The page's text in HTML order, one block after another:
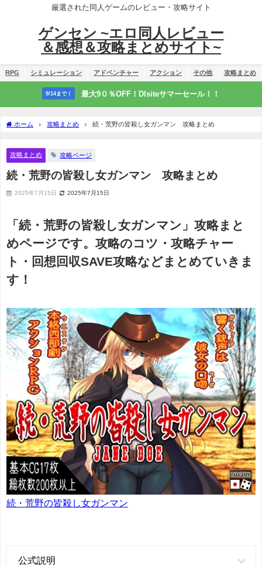
厳選された同人ゲームのレビュー・攻略サイト
ゲンセン ~エロ同人レビュー
＆感想＆攻略まとめサイト~
RPG シミュレーション アドベンチャー アクション その他 攻略まとめ
9/14まで！ 最大9０％OFF！Dlsiteサマーセール！！
ホーム 攻略まとめ 続・荒野の皆殺し女ガンマン 攻略まとめ
攻略まとめ 攻略ページ
続・荒野の皆殺し女ガンマン 攻略まとめ
2025年7月15日 2025年7月15日
「続・荒野の皆殺し女ガンマン」攻略まと
めページです。攻略のコツ・攻略チャー
ト・回想回収SAVE攻略などまとめていきま
す！
続・荒野の皆殺し女ガンマン
公式説明